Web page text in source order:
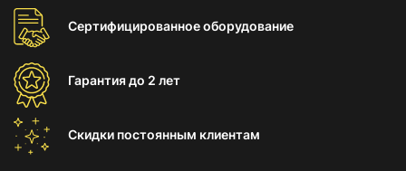
Сертифицированноеоборудование
Гарантиядо 2 лет
Скидки постоянным клиентам